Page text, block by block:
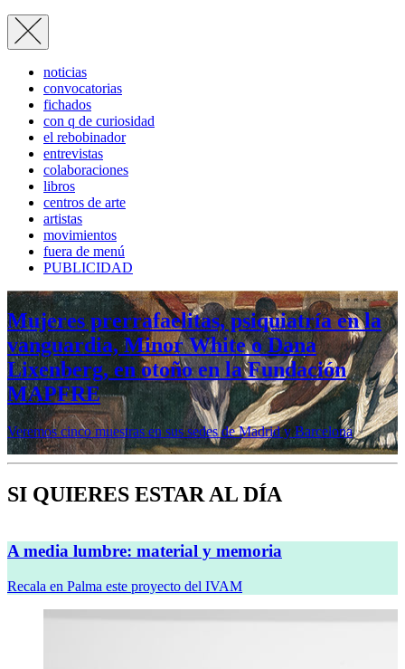
noticias
convocatorias
fichados
con q de curiosidad
el rebobinador
entrevistas
colaboraciones
libros
centros de arte
artistas
movimientos
fuera de menú
PUBLICIDAD
Mujeres prerrafaelitas, psiquiatría en la
vanguardia, Minor White o Dana
Lixenberg, en otoño en la Fundación
MAPFRE
Veremos cinco muestras en sus sedes de Madrid y Barcelona
SI QUIERES ESTAR AL DÍA
A media lumbre: material y memoria
Recala en Palma este proyecto del IVAM